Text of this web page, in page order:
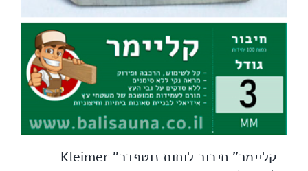
קליימר" חיבור לוחות נוטפדר" Kleimer